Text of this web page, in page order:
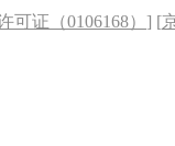
可证（0106168） ] [